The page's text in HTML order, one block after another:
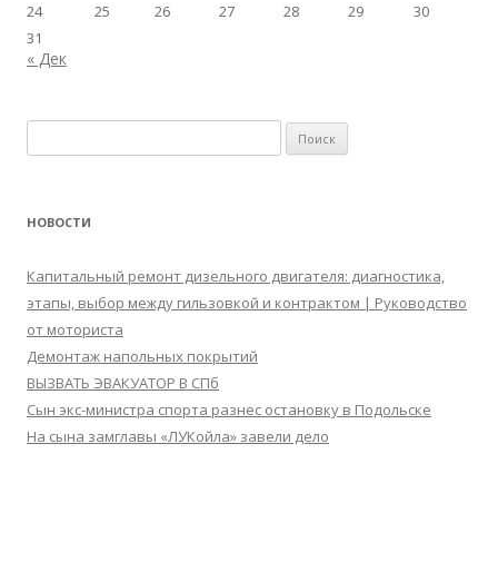
24
25 26 27 28 29
30
31
« Дек
НОВОСТИ
Капитальный ремонт дизельного двигателя: диагностика,
этапы, выбор между гильзовкой и контрактом | Руководство
от моториста
Демонтаж напольных покрытий
ВЫЗВАТЬ ЭВАКУАТОР В СПб
Сын экс-министра спорта разнес остановку в Подольске
На сына замглавы «ЛУКойла» завели дело